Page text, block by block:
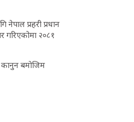
नेपाल प्रहरी प्रधान
गरिएकोमा २०८१
कानुन बमोजिम